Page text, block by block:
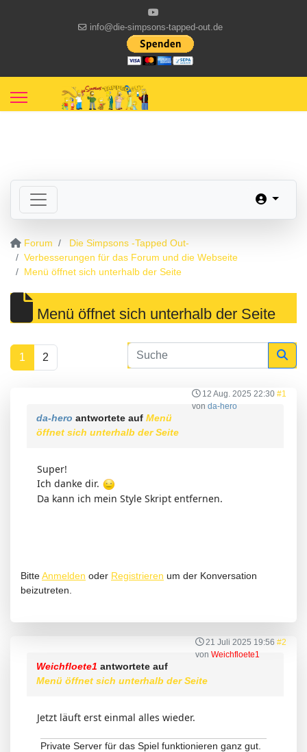
info@die-simpsons-tapped-out.de
Forum
Die Simpsons -Tapped Out-
Verbesserungen für das Forum und die Webseite
Menü öffnet sich unterhalb der Seite
Menü öffnet sich unterhalb der Seite
1 2
12 Aug. 2025 22:30 #1
von da-hero
da-hero antwortete auf Menü
öffnet sich unterhalb der Seite
Super!
Ich danke dir.
Da kann ich mein Style Skript entfernen.
BitteAnmelden oder Registrieren um der Konversation
beizutreten.
21 Juli 2025 19:56 #2
von Weichfloete1
Weichfloete1 antwortete auf
Menü öffnet sich unterhalb der Seite
Jetzt läuft erst einmal alles wieder.
Private Server für das Spiel funktionieren ganz gut.